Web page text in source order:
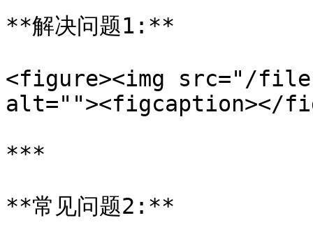
**解决问题1:**
<figure><img src="/files/
alt=""><figcaption></
***
**常见问题2:**